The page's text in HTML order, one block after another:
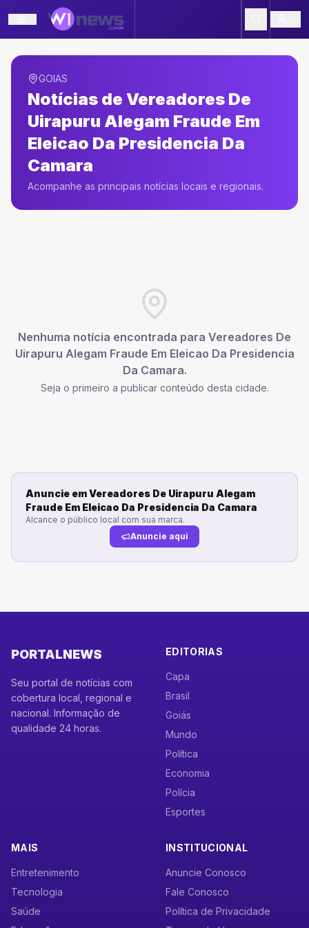
GOIAS
Notícias de Vereadores De
Uirapuru Alegam Fraude Em
Eleicao Da Presidencia Da
Camara
Acompanhe as principais notícias locais e regionais.
Nenhuma notícia encontrada para Vereadores De
Uirapuru Alegam Fraude Em Eleicao Da Presidencia
Da Camara.
Seja o primeiro a publicar conteúdo desta cidade.
Anuncie emVereadores De Uirapuru Alegam
Fraude Em Eleicao Da Presidencia Da Camara
Alcance o público local com sua marca.
Anuncie aqui
PORTALNEWS
Seu portal de notícias com
cobertura local, regional e
nacional. Informação de
qualidade 24 horas.
EDITORIAS
Capa
Brasil
Goiás
Mundo
Política
Economia
Polícia
Esportes
MAIS
Entretenimento
Tecnologia
Saúde
INSTITUCIONAL
Anuncie Conosco
Fale Conosco
Política de Privacidade